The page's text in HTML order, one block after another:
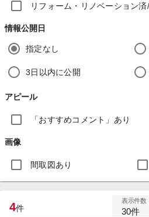
リフォーム・リノベーション
情報公開日
指定なし
3日以内に公開
アピール
「おすすめコメント」あり
画像
間取図あり
4件
表示件数
30件